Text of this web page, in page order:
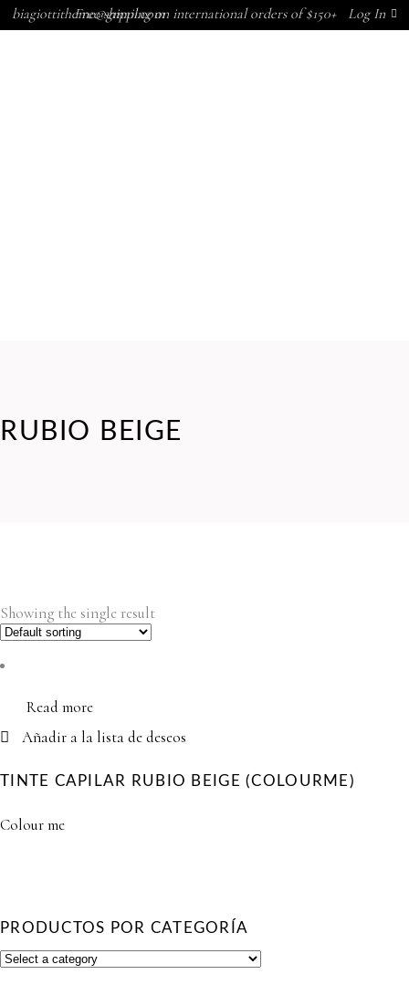
biagiottitheme@gmail.com
Free shipping on international orders of $150+ Log In
ACTUALIDAD
RUBIO BEIGE
Showing the single result
Read more
Añadir a la lista de deseos
TINTE CAPILAR RUBIO BEIGE (COLOURME)
Colour me
PRODUCTOS POR CATEGORÍA